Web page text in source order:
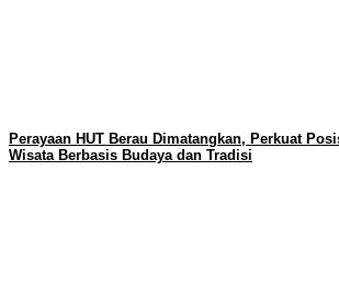
Perayaan HUT Berau Dimatangkan, Perkuat
Wisata Berbasis Budaya dan Tradisi